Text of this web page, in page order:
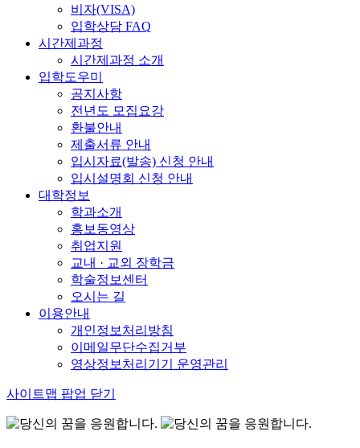
비자(VISA)
입학상담 FAQ
시간제과정
시간제과정 소개
입학도우미
공지사항
전년도 모집요강
환불안내
제출서류 안내
입시자료(발송) 신청 안내
입시설명회 신청 안내
대학정보
학과소개
홍보동영상
취업지원
교내 · 교외 장학금
학술정보센터
오시는 길
이용안내
개인정보처리방침
이메일무단수집거부
영상정보처리기기 운영관리
사이트맵 팝업 닫기